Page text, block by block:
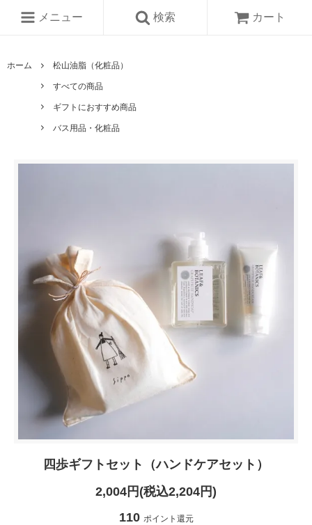
メニュー 検索 カート
ホーム 松山油脂（化粧品）
すべての商品
ギフトにおすすめ商品
バス用品・化粧品
四歩ギフトセット（ハンドケアセット）
2,004円(税込2,204円)
110 ポイント還元